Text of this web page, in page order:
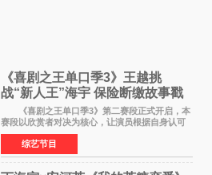
《喜剧之王单口季3》王越挑
战“新人王”海宇 保险断缴故事戳
中生活痛点
《喜剧之王单口季3》第二赛段正式开启，本
赛段以欣赏者对决为核心，让演员根据自身认可
选择对手，在作品碰撞中完成一次喜剧创作者之
间的交流。这里有实力相当的正面对抗，也有老
朋友、老对手之
综艺节目